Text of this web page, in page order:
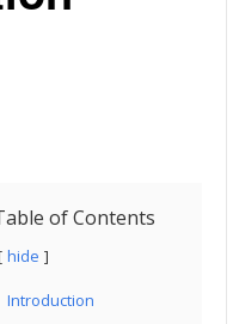
of Contents
hide
Introduction